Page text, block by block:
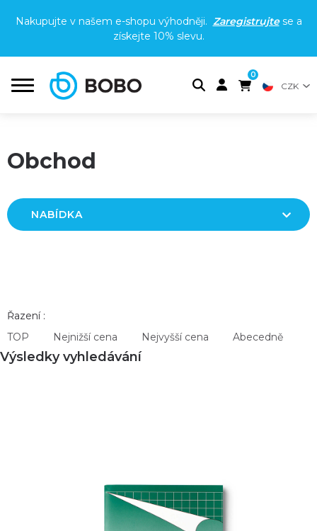
Nakupujte v našem e-shopu výhodněji. Zaregistrujtese a
získejte 10% slevu.
0
CZK
Obchod
NABÍDKA
Řazení :
TOP
Nejnižší cena Nejvyšší cena Abecedně
Výsledky vyhledávání